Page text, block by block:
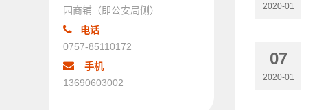
园商铺（即公安局侧）
电话
0757-85110172
手机
13690603002
2020-01
07
2020-01